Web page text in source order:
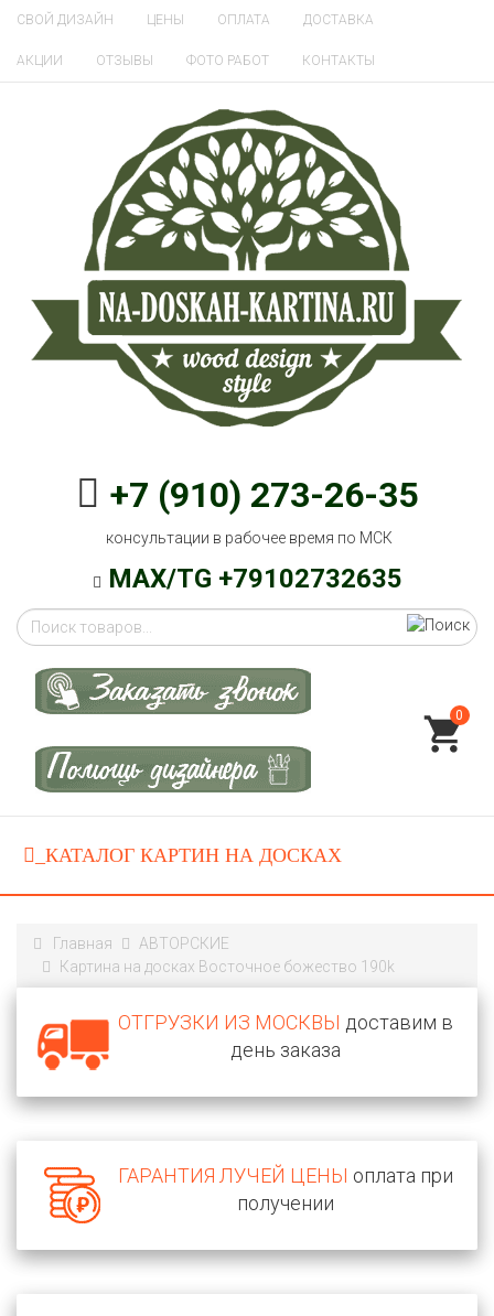
СВОЙ ДИЗАЙН ЦЕНЫ ОПЛАТА ДОСТАВКА
АКЦИИ ОТЗЫВЫ ФОТО РАБОТ КОНТАКТЫ
+7 (910) 273-26-35
консультации в рабочее время по МСК
MAX/TG +79102732635
0
Главная
АВТОРСКИЕ
Картина на досках Восточное божество 190k
ОТГРУЗКИ ИЗ МОСКВЫ доставим в
день заказа
ГАРАНТИЯ ЛУЧЕЙ ЦЕНЫ оплата при
получении